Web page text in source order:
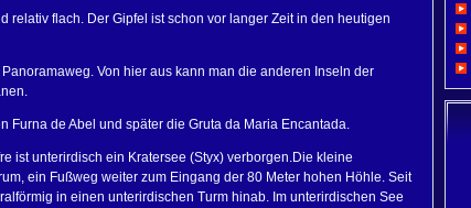
relativ flach. Der Gipfel ist schon vor langer Zeit in den heutigen
Von hier aus kann man die anderen Inseln der
de Abel und später die Gruta da Maria Encantada.
ist unterirdisch ein Kratersee (Styx) verborgen.Die kleine
ein Fußweg weiter zum Eingang der 80 Meter hohen Höhle. Seit
in einen unterirdischen Turm hinab. Im unterirdischen See